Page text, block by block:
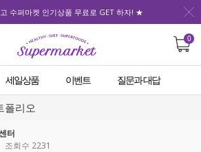
수퍼마켓 인기상품 무료로 GET 하자! ★
0
세일상품 이벤트 질문과 대답
폴리오
터
조회수 2231